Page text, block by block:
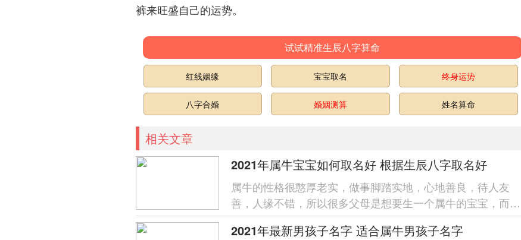
裤来旺盛自己的运势。
试试精准生辰八字算命
红线姻缘 宝宝取名 终身运势
八字合婚 婚姻测算 姓名算命
相关文章
2021年属牛宝宝如何取名好 根据生辰八字取名好
属牛的性格很憨厚老实，做事脚踏实地，心地善良，待人友
善，人缘不错，所以很多父母是想要生一个属牛的宝宝，而取
名是属于比较重要的一部分，可以给自己的...
2021年最新男孩子名字 适合属牛男孩子名字